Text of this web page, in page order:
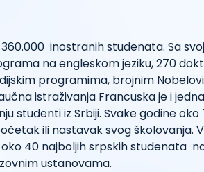
inostranih studenata. Sa
na engleskom jeziku, 270
programima, brojnim
istraživanja Francuska je i
studenti iz Srbiji. Svake godine
ili nastavak svog školovanja.
40 najboljih srpskih studenata
ustanovama.